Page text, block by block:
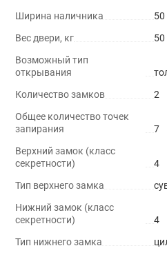
Ширина наличника
Вес двери, кг
50
Возможный тип
открывания
Количество замков
2
Общее количество точек
запирания
7
Верхний замок (класс
секретности)
4
Тип верхнего замка
Нижний замок (класс
секретности)
4
Тип нижнего замка